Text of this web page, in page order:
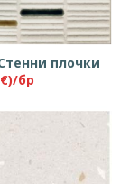
плочки
бр